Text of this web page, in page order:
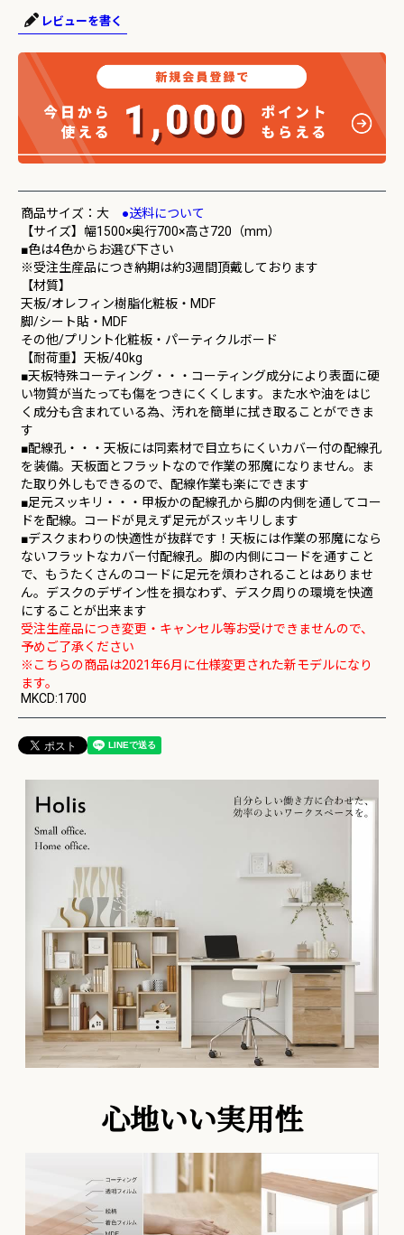
レビューを書く
商品サイズ：大 ●送料について
【サイズ】幅1500×奥行700×高さ720（mm）
■色は4色からお選び下さい
※受注生産品につき納期は約3週間頂戴しております
【材質】
天板/オレフィン樹脂化粧板・MDF
脚/シート貼・MDF
その他/プリント化粧板・パーティクルボード
【耐荷重】天板/40kg
■天板特殊コーティング・・・コーティング成分により表面に硬
い物質が当たっても傷をつきにくくします。また水や油をはじ
く成分も含まれている為、汚れを簡単に拭き取ることができま
す
■配線孔・・・天板には同素材で目立ちにくいカバー付の配線孔
を装備。天板面とフラットなので作業の邪魔になりません。ま
た取り外しもできるので、配線作業も楽にできます
■足元スッキリ・・・甲板かの配線孔から脚の内側を通してコー
ドを配線。コードが見えず足元がスッキリします
■デスクまわりの快適性が抜群です！天板には作業の邪魔になら
ないフラットなカバー付配線孔。脚の内側にコードを通すこと
で、もうたくさんのコードに足元を煩わされることはありませ
ん。デスクのデザイン性を損なわず、デスク周りの環境を快適
にすることが出来ます
受注生産品につき変更・キャンセル等お受けできませんので、
予めご了承ください
※こちらの商品は2021年6月に仕様変更された新モデルになり
ます。
MKCD:1700